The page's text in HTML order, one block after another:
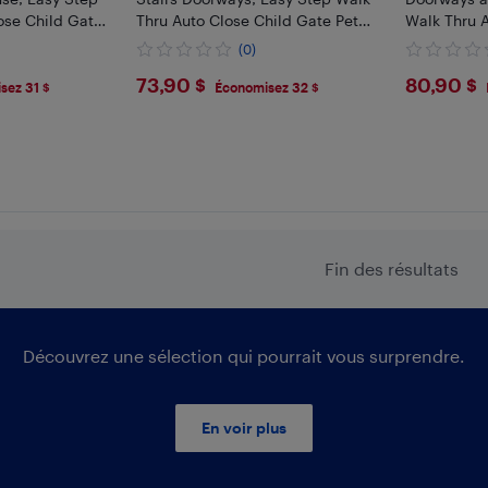
Child Gate
Pressure
31 $
Thru Auto Close Child Gate Pet
Security Gate with Pressure
(0)
$73.9
73,90 $ Économisez 32 $
Walk Thru
Pet Gate
80,90 $
Fin des résultats
Découvrez une sélection qui pourrait vous surprendre.
En voir plus